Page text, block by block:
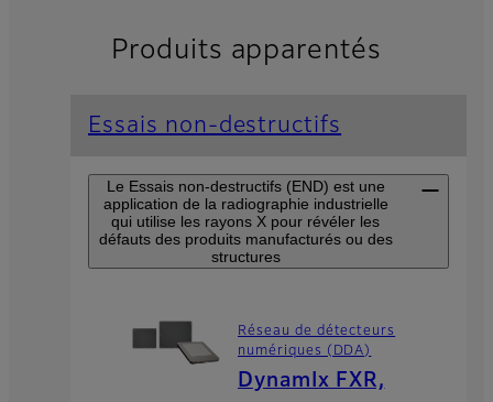
Produits apparentés
Essais non-destructifs
Le Essais non-destructifs (END) est une
application de la radiographie industrielle
qui utilise les rayons X pour révéler les
défauts des produits manufacturés ou des
structures
Réseau de détecteurs
numériques (DDA)
DynamIx FXR,